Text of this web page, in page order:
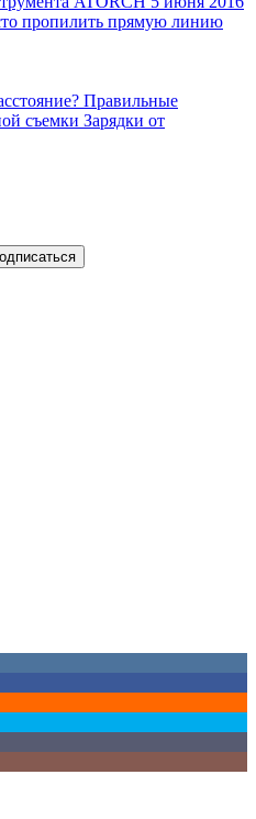
пропилить прямую линию
Правильные
съемки Зарядки от